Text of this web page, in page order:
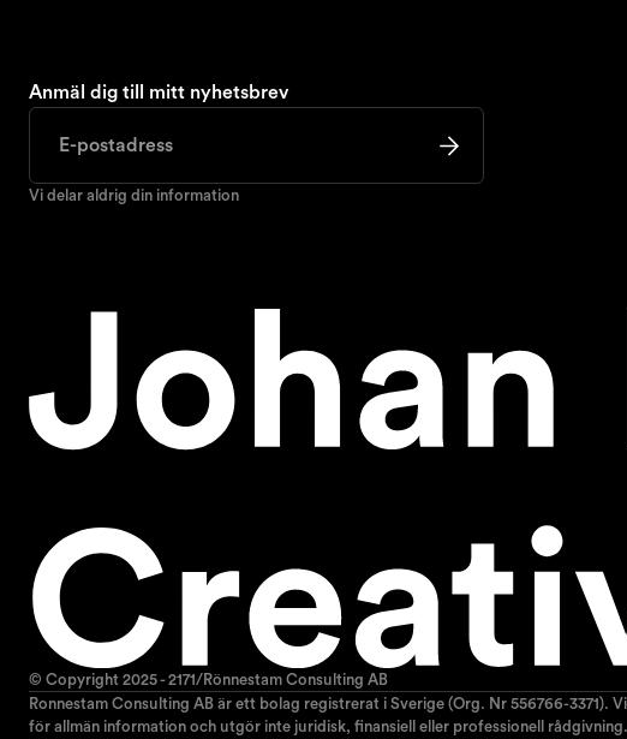
Anmäl dig till mitt nyhetsbrev
Vi delar aldrig din information
© Copyright 2025 - 2171/Rönnestam Consulting AB
Ronnestam Consulting AB är ett bolag registrerat i Sverige (Org. Nr 556766-
för allmän information och utgör inte juridisk, finansiell eller professionell